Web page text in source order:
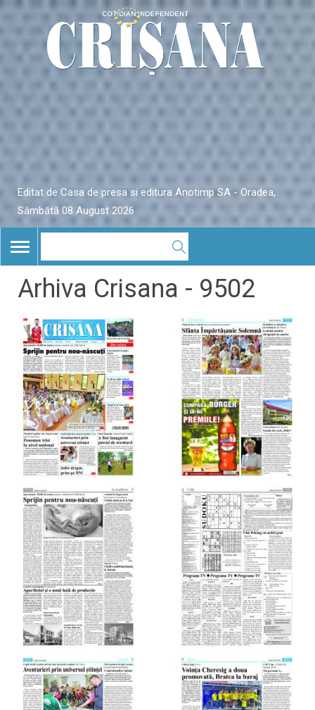
Editat de Casa de presa si editura Anotimp SA - Oradea,
Sâmbătă 08 August 2026
TOGGLE
NAVIGATION
Arhiva Crisana - 9502